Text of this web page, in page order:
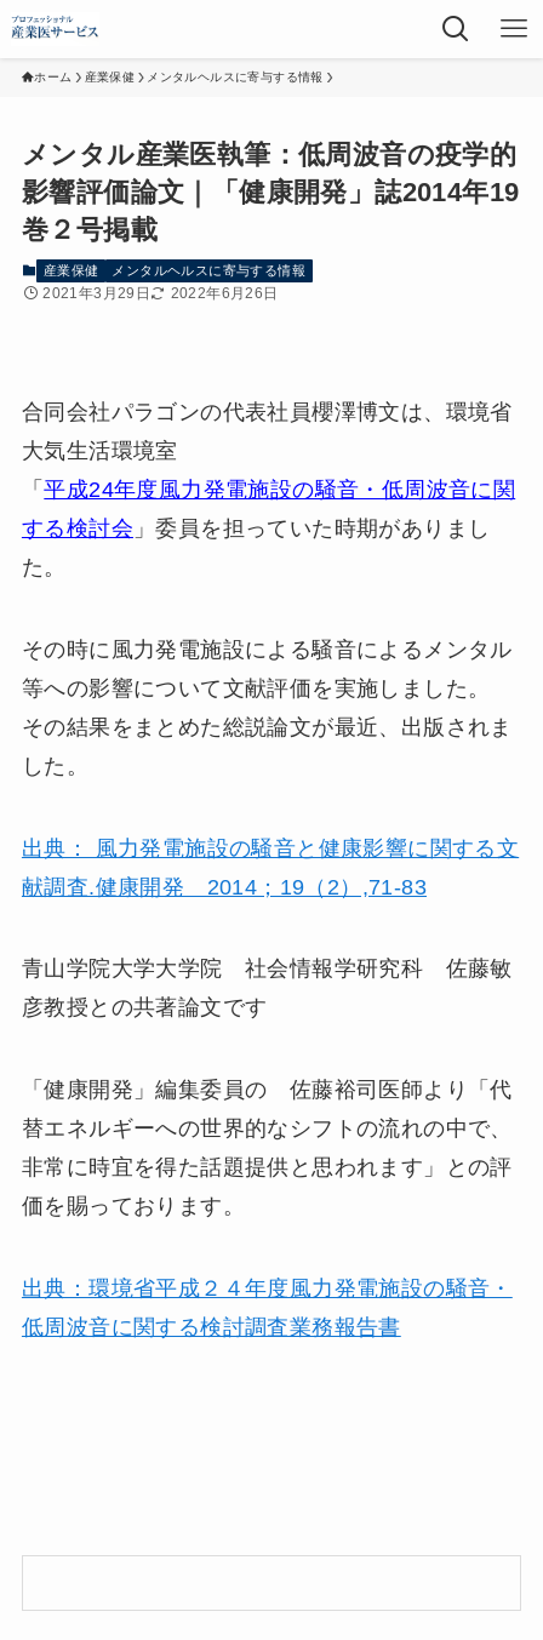
ホーム 産業保健 メンタルヘルスに寄与する情報
メンタル産業医執筆：低周波音の疫学的
影響評価論文｜「健康開発」誌2014年19
巻２号掲載
産業保健 メンタルヘルスに寄与する情報
2021年3月29日 2022年6月26日
合同会社パラゴンの代表社員櫻澤博文は、環境省
大気生活環境室
「平成24年度風力発電施設の騒音・低周波音に関
する検討会 」委員を担っていた時期がありまし
た。
その時に風力発電施設による騒音によるメンタル
等への影響について文献評価を実施しました。
その結果をまとめた総説論文が最近、出版されま
した。
出典： 風力発電施設の騒音と健康影響に関する文
献調査.健康開発 2014；19（2）,71-83
青山学院大学大学院 社会情報学研究科 佐藤敏
彦教授との共著論文です
「健康開発」編集委員の 佐藤裕司医師より「代
替エネルギーへの世界的なシフトの流れの中で、
非常に時宜を得た話題提供と思われます」との評
価を賜っております。
出典：環境省平成２４年度風力発電施設の騒音・
低周波音に関する検討調査業務報告書